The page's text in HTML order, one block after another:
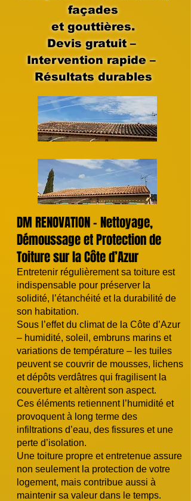
façades
et gouttières.
Devis gratuit –
Intervention rapide –
Résultats durables
DM RENOVATION – Nettoyage,
Démoussage et Protection de
Toiture sur la Côte d’Azur
Entretenir régulièrement sa toiture est
indispensable pour préserver la
solidité, l’étanchéité et la durabilité de
son habitation.
Sous l’effet du climat de la Côte d’Azur
– humidité, soleil, embruns marins et
variations de température – les tuiles
peuvent se couvrir de mousses, lichens
et dépôts verdâtres qui fragilisent la
couverture et altèrent son aspect.
Ces éléments retiennent l’humidité et
provoquent à long terme des
infiltrations d’eau, des fissures et une
perte d’isolation.
Une toiture propre et entretenue assure
non seulement la protection de votre
logement, mais contribue aussi à
maintenir sa valeur dans le temps.